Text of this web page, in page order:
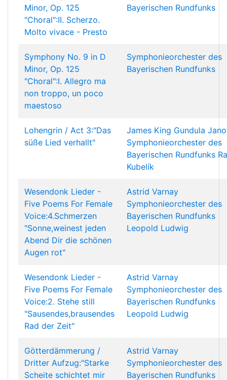
Minor, Op. 125
"Choral":II. Scherzo.
Molto vivace - Presto
Bayerischen Rundfunks
Symphony No. 9 in D
Minor, Op. 125
"Choral":I. Allegro ma
non troppo, un poco
maestoso
Symphonieorchester des
Bayerischen Rundfunks
Lohengrin / Act 3:"Das
süße Lied verhallt"
James King Gundula
Symphonieorchester des
Bayerischen Rundfunks
Kubelík
Wesendonk Lieder -
Five Poems For Female
Voice:4.Schmerzen
"Sonne,weinest jeden
Abend Dir die schönen
Augen rot"
Astrid Varnay
Symphonieorchester des
Bayerischen Rundfunks
Leopold Ludwig
Wesendonk Lieder -
Five Poems For Female
Voice:2. Stehe still
"Sausendes,brausendes
Rad der Zeit"
Astrid Varnay
Symphonieorchester des
Bayerischen Rundfunks
Leopold Ludwig
Götterdämmerung /
Dritter Aufzug:"Starke
Scheite schichtet mir
Astrid Varnay
Symphonieorchester des
Bayerischen Rundfunks